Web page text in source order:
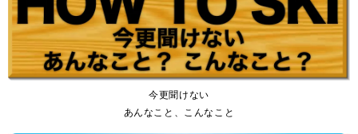
今更聞けない
あんなこと、こんなこと